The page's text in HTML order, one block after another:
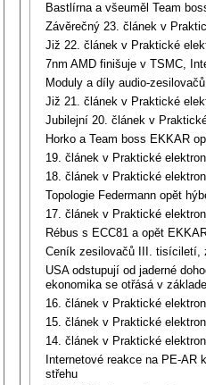
Bastlírna a všeuměl Team
Závěrečný 23. článek v
Již 22. článek v Praktické
7nm AMD finišuje v TSMC,
Moduly a díly audio-zesilovačů
Již 21. článek v Praktické
Jubilejní 20. článek v
Horko a Team boss EKKAR
19. článek v Praktické
18. článek v Praktické
Topologie Federmann opět
17. článek v Praktické
Rébus s ECC81 a opět
Ceník zesilovačů III. tisíciletí,
USA odstupují od jaderné
ekonomika se otřásá v
16. článek v Praktické
15. článek v Praktické
14. článek v Praktické
Internetové reakce na PE-AR
střehu